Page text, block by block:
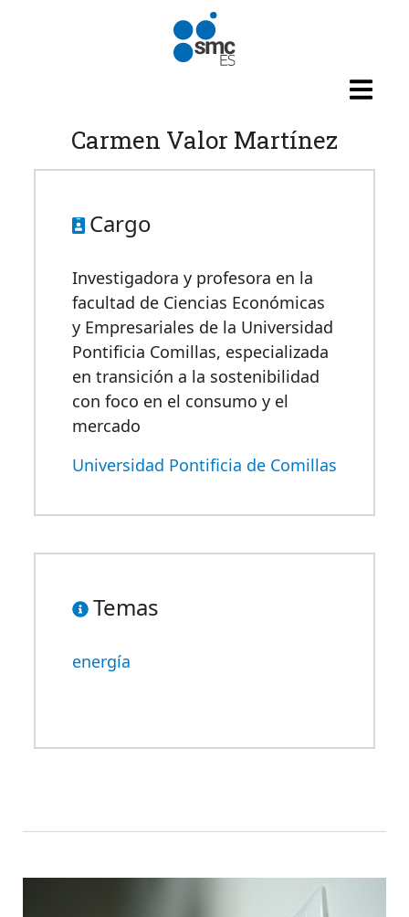
Pasar al contenido principal
Carmen Valor Martínez
Cargo
Investigadora y profesora en la
facultad de Ciencias Económicas
y Empresariales de la Universidad
Pontificia Comillas, especializada
en transición a la sostenibilidad
con foco en el consumo y el
mercado
Universidad Pontificia de Comillas
Temas
energía